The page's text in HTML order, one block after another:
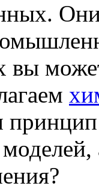
вы